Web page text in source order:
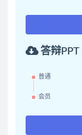
答辩PPT
普通
会员